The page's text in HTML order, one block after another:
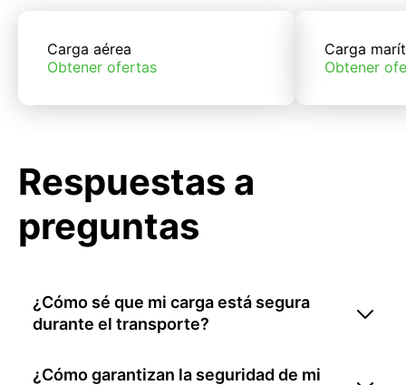
Carga aérea
Obtener ofertas
Carga
Obtener
Respuestas a
preguntas
¿Cómo sé que mi carga está segura
durante el transporte?
¿Cómo garantizan la seguridad de mi